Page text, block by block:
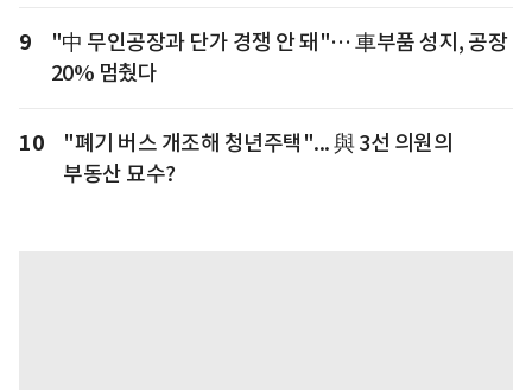
9
"中 무인공장과 단가 경쟁 안 돼"… 車부품 성지, 공장
20% 멈췄다
10
"폐기 버스 개조해 청년주택"... 與 3선 의원의
부동산 묘수?